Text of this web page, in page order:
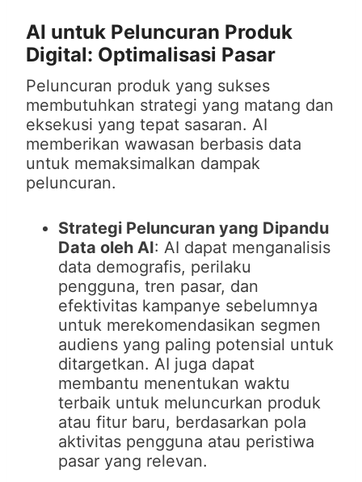
AI untuk Peluncuran Produk
Digital: Optimalisasi Pasar
Peluncuran produk yang sukses
membutuhkan strategi yang matang dan
eksekusi yang tepat sasaran. AI
memberikan wawasan berbasis data
untuk memaksimalkan dampak
peluncuran.
Strategi Peluncuran yang Dipandu
Data oleh AI: AI dapat menganalisis
data demografis, perilaku
pengguna, tren pasar, dan
efektivitas kampanye sebelumnya
untuk merekomendasikan segmen
audiens yang paling potensial untuk
ditargetkan. AI juga dapat
membantu menentukan waktu
terbaik untuk meluncurkan produk
atau fitur baru, berdasarkan pola
aktivitas pengguna atau peristiwa
pasar yang relevan.